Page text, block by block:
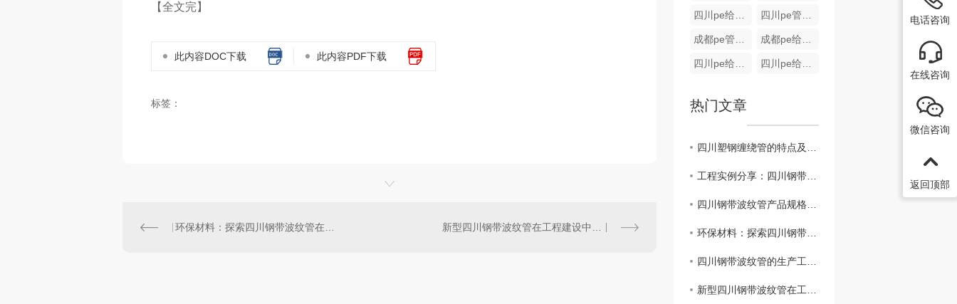
【全文完】
此内容DOC下载 此内容PDF下载
标签：
环保材料：探索四川钢带波纹管在设施建设中的可持续性应用 新型四川钢带波纹管在工程建设中的作用
四川pe给水管批发 四川pe管批发
成都pe管厂家 成都pe给水管
四川pe给水管厂家 四川pe给水管
热门文章
四川塑钢缠绕管的特点及应用领域解析
工程实例分享：四川钢带波纹管在市政管道建设中的应用效果
四川钢带波纹管产品规格与选购指南
环保材料：探索四川钢带波纹管在设施建设中的可持续性应用
四川钢带波纹管的生产工艺及技术特点解析
新型四川钢带波纹管在工程建设中的作用
电话咨询
在线咨询
微信咨询
返回顶部